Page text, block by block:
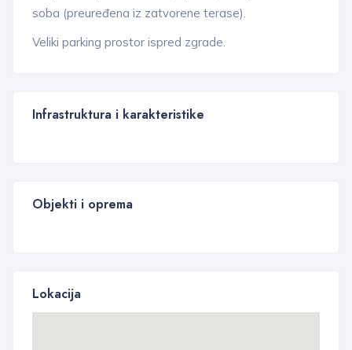
soba (preuređena iz zatvorene terase).
Veliki parking prostor ispred zgrade.
Infrastruktura i karakteristike
Objekti i oprema
Lokacija